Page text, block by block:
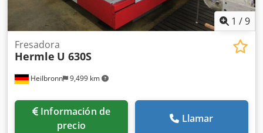
1 /9
Heilbronn 9,499 km
Fresadora
Hermle U 630S
Información de
precio
Llamar